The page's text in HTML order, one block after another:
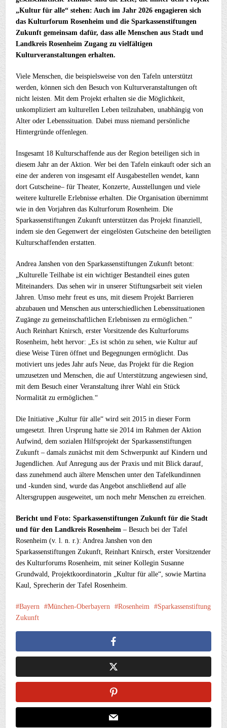
„Kultur für alle“ stehen: Auch im Jahr 2026 engagieren sich
das Kulturforum Rosenheim und die Sparkassenstiftungen
Zukunft gemeinsam dafür, dass alle Menschen aus Stadt und
Landkreis Rosenheim Zugang zu vielfältigen
Kulturveranstaltungen erhalten.
Viele Menschen, die beispielsweise von den Tafeln unterstützt
werden, können sich den Besuch von Kulturveranstaltungen oft
nicht leisten. Mit dem Projekt erhalten sie die Möglichkeit,
unkompliziert am kulturellen Leben teilzuhaben, unabhängig von
Alter oder Lebenssituation. Dabei muss niemand persönliche
Hintergründe offenlegen.
Insgesamt 18 Kulturschaffende aus der Region beteiligen sich in
diesem Jahr an der Aktion. Wer bei den Tafeln einkauft oder sich an
eine der anderen von insgesamt elf Ausgabestellen wendet, kann
dort Gutscheine– für Theater, Konzerte, Ausstellungen und viele
weitere kulturelle Erlebnisse erhalten. Die Organisation übernimmt
wie in den Vorjahren das Kulturforum Rosenheim. Die
Sparkassenstiftungen Zukunft unterstützen das Projekt finanziell,
indem sie den Gegenwert der eingelösten Gutscheine den beteiligten
Kulturschaffenden erstatten.
Andrea Janshen von den Sparkassenstiftungen Zukunft betont:
„Kulturelle Teilhabe ist ein wichtiger Bestandteil eines guten
Miteinanders. Das sehen wir in unserer Stiftungsarbeit seit vielen
Jahren. Umso mehr freut es uns, mit diesem Projekt Barrieren
abzubauen und Menschen aus unterschiedlichen Lebenssituationen
Zugänge zu gemeinschaftlichen Erlebnissen zu ermöglichen.“
Auch Reinhart Knirsch, erster Vorsitzende des Kulturforums
Rosenheim, hebt hervor: „Es ist schön zu sehen, wie Kultur auf
diese Weise Türen öffnet und Begegnungen ermöglicht. Das
motiviert uns jedes Jahr aufs Neue, das Projekt für die Region
umzusetzen und Menschen, die auf Unterstützung angewiesen sind,
mit dem Besuch einer Veranstaltung ihrer Wahl ein Stück
Normalität zu ermöglichen.“
Die Initiative „Kultur für alle“ wird seit 2015 in dieser Form
umgesetzt. Ihren Ursprung hatte sie 2014 im Rahmen der Aktion
Aufwind, dem sozialen Hilfsprojekt der Sparkassenstiftungen
Zukunft – damals zunächst mit dem Schwerpunkt auf Kindern und
Jugendlichen. Auf Anregung aus der Praxis und mit Blick darauf,
dass zunehmend auch ältere Menschen unter den Tafelkundinnen
und -kunden sind, wurde das Angebot anschließend auf alle
Altersgruppen ausgeweitet, um noch mehr Menschen zu erreichen.
Bericht und Foto: Sparkassenstiftungen Zukunft für die Stadt
und für den Landkreis Rosenheim – Besuch bei der Tafel
Rosenheim (v. l. n. r.): Andrea Janshen von den
Sparkassenstiftungen Zukunft, Reinhart Knirsch, erster Vorsitzender
des Kulturforums Rosenheim, mit seiner Kollegin Susanne
Grundwald, Projektkoordinatorin „Kultur für alle“, sowie Martina
Kaul, Sprecherin der Tafel Rosenheim.
Bayern München-Oberbayern Rosenheim
Sparkassenstiftung
Zukunft